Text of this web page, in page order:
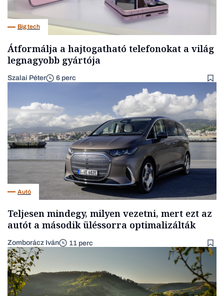
Big tech
Átformálja a hajtogatható telefonokat a világ
legnagyobb gyártója
Szalai Péter 6 perc
Autó
Teljesen mindegy, milyen vezetni, mert ezt az
autót a második üléssorra optimalizálták
Zomborácz Iván 11 perc